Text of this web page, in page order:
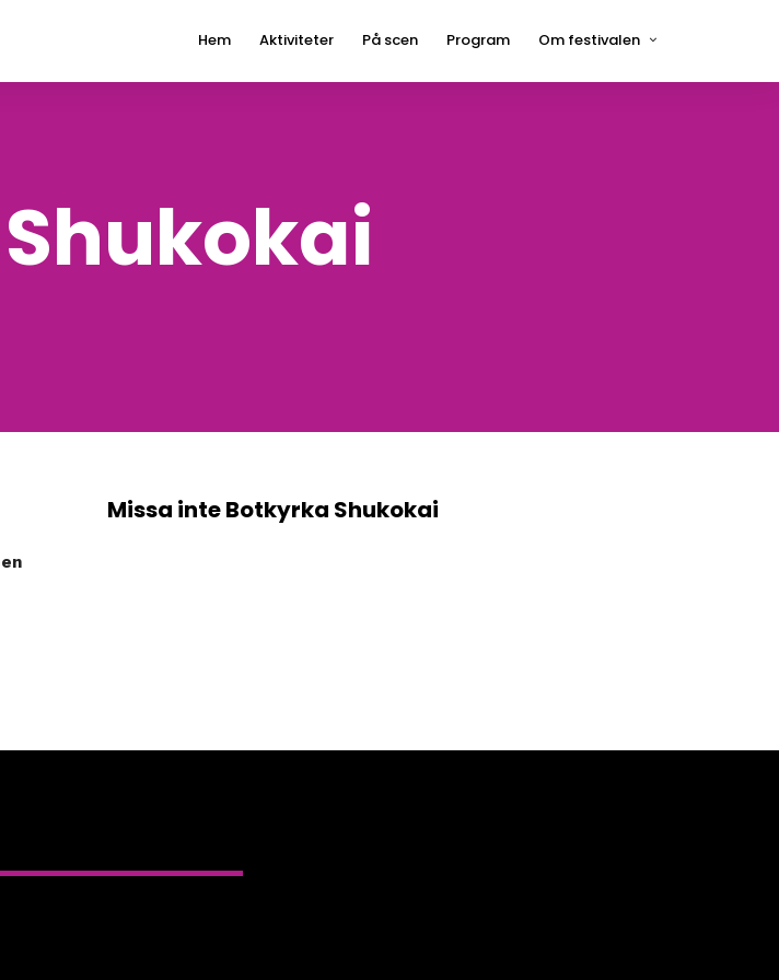
Hem Aktiviteter På scen Program Om festivalen
Missa inte Botkyrka Shukokai